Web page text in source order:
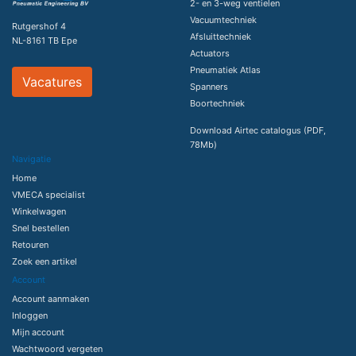
Rutgershof 4
NL-8161 TB Epe
Vacatures
2- en 3-weg ventielen
Vacuumtechniek
Afsluittechniek
Actuators
Pneumatiek Atlas
Spanners
Boortechniek
Download Airtec catalogus (PDF,
78Mb)
Navigatie
Home
VMECA specialist
Winkelwagen
Snel bestellen
Retouren
Zoek een artikel
Account
Account aanmaken
Inloggen
Mijn account
Wachtwoord vergeten